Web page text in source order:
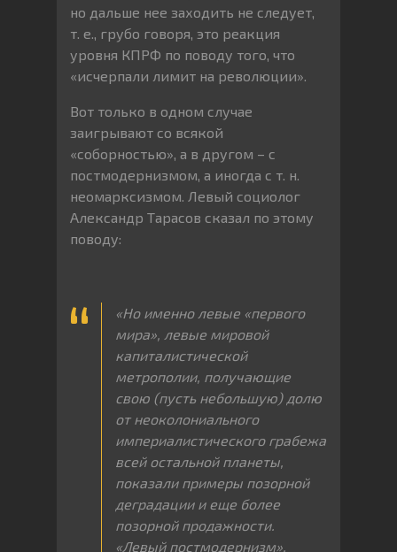
но дальше нее заходить не следует,
т. е., грубо говоря, это реакция
уровня КПРФ по поводу того, что
«исчерпали лимит на революции».
Вот только в одном случае
заигрывают со всякой
«соборностью», а в другом – с
постмодернизмом, а иногда с т. н.
неомарксизмом. Левый социолог
Александр Тарасов сказал по этому
поводу:
«Но именно левые «первого
мира», левые мировой
капиталистической
метрополии, получающие
свою (пусть небольшую) долю
от неоколониального
империалистического грабежа
всей остальной планеты,
показали примеры позорной
деградации и еще более
позорной продажности.
«Левый постмодернизм»,